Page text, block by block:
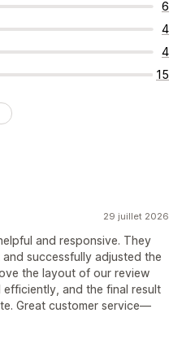
6
4
4
15
29 juillet 2026
and responsive. They
successfully adjusted the
the layout of our review
and the final result
Great customer service—